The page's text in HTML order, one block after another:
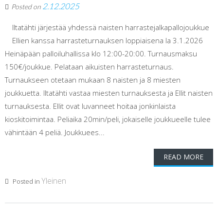
Posted on 2.12.2025
Iltatähti järjestää yhdessä naisten harrastejalkapallojoukkue
Ellien kanssa harrasteturnauksen loppiaisena la 3.1.2026
Heinäpään palloiluhallissa klo 12:00-20:00. Turnausmaksu
150€/joukkue. Pelataan aikuisten harrasteturnaus.
Turnaukseen otetaan mukaan 8 naisten ja 8 miesten
joukkuetta. Iltatähti vastaa miesten turnauksesta ja Ellit naisten
turnauksesta. Ellit ovat luvanneet hoitaa jonkinlaista
kioskitoimintaa. Peliaika 20min/peli, jokaiselle joukkueelle tulee
vähintään 4 peliä. Joukkuees...
READ MORE
Posted in Yleinen